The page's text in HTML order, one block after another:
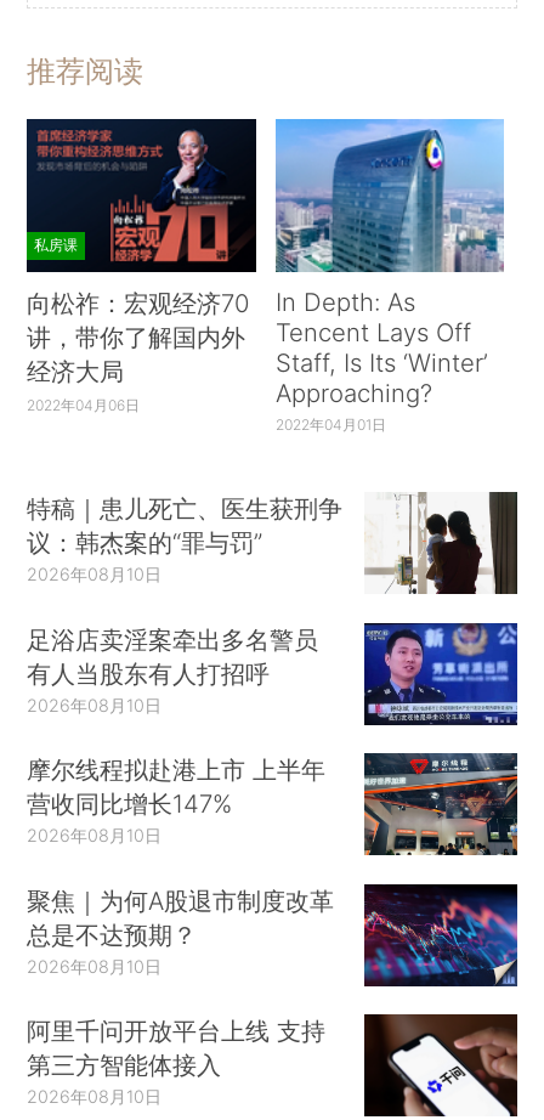
推荐阅读
私房课
向松祚：宏观经济70
讲，带你了解国内外
经济大局
2022年04月06日
In Depth: As
Tencent Lays Off
Staff, Is Its ‘Winter’
Approaching?
2022年04月01日
特稿｜患儿死亡、医生获刑争
议：韩杰案的“罪与罚”
2026年08月10日
足浴店卖淫案牵出多名警员
有人当股东有人打招呼
2026年08月10日
摩尔线程拟赴港上市 上半年
营收同比增长147%
2026年08月10日
聚焦｜为何A股退市制度改革
总是不达预期？
2026年08月10日
阿里千问开放平台上线 支持
第三方智能体接入
2026年08月10日